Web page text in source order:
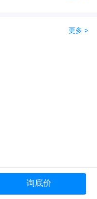
更多 >
询底价